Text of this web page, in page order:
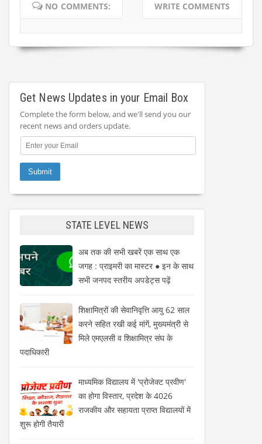
NO COMMENTS: WRITE COMMENTS
Get News Updates in your Email Box
Complete the form below, and we'll send you our
recent news and orders update.
STATE LEVEL NEWS
अब तक की सभी खबरें एक साथ एक
जगह : प्राइमरी का मास्टर ● इन के साथ
सभी जनपद स्तरीय अपडेट्स पढ़ें
शिक्षामित्रों की सेवानिवृत्ति आयु 62 साल
करने सहित रखी कई मांगें, मुख्यमंत्री से
मिले एमएलसी व शिक्षामित्र संघ के
पदाधिकारी
माध्यमिक विद्यालय में 'प्रोजेक्ट प्रवीण'
का होगा विस्तार, प्रदेश के 4026
राजकीय और सहायता प्राप्त विद्यालयों में
शुरू होगी तैयारी